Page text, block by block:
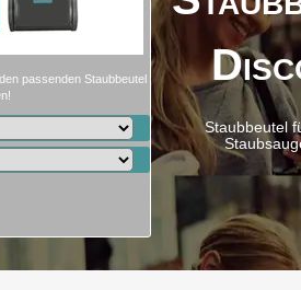
Staubbeutel
passenden Staubbeutel